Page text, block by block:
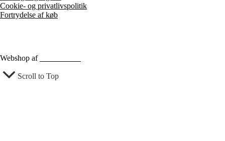
Cookie- og privatlivspolitik
Fortrydelse af køb
Webshop af
Scroll to Top